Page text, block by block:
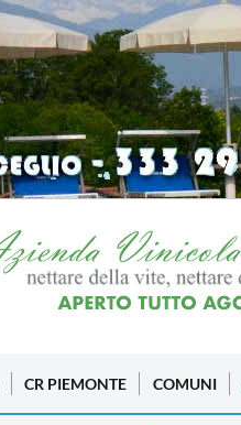
CR PIEMONTE COMUNI